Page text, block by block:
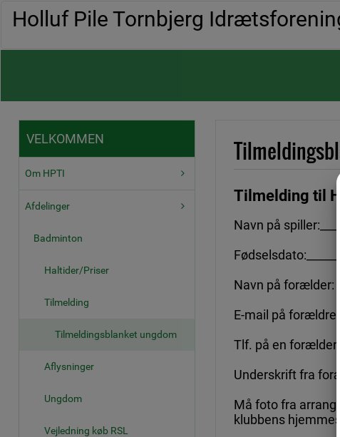
Holluf Pile Tornbjerg
VELKOMMEN
Om HPTI
Afdelinger
Badminton
Haltider/Priser
Tilmelding
Tilmeldingsblanket ungdom
Aflysninger
Ungdom
Vejledning køb RSL
Tilmelding til
Navn på
Navn på forælder:
E-mail på
Tlf. på en
Underskrift fra
Må foto fra
klubbens